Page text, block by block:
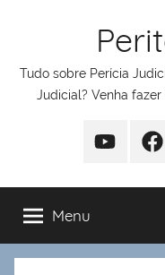
conteúdo
Tudo sobre Perícia
Judicial? Venha
Youtube
Menu